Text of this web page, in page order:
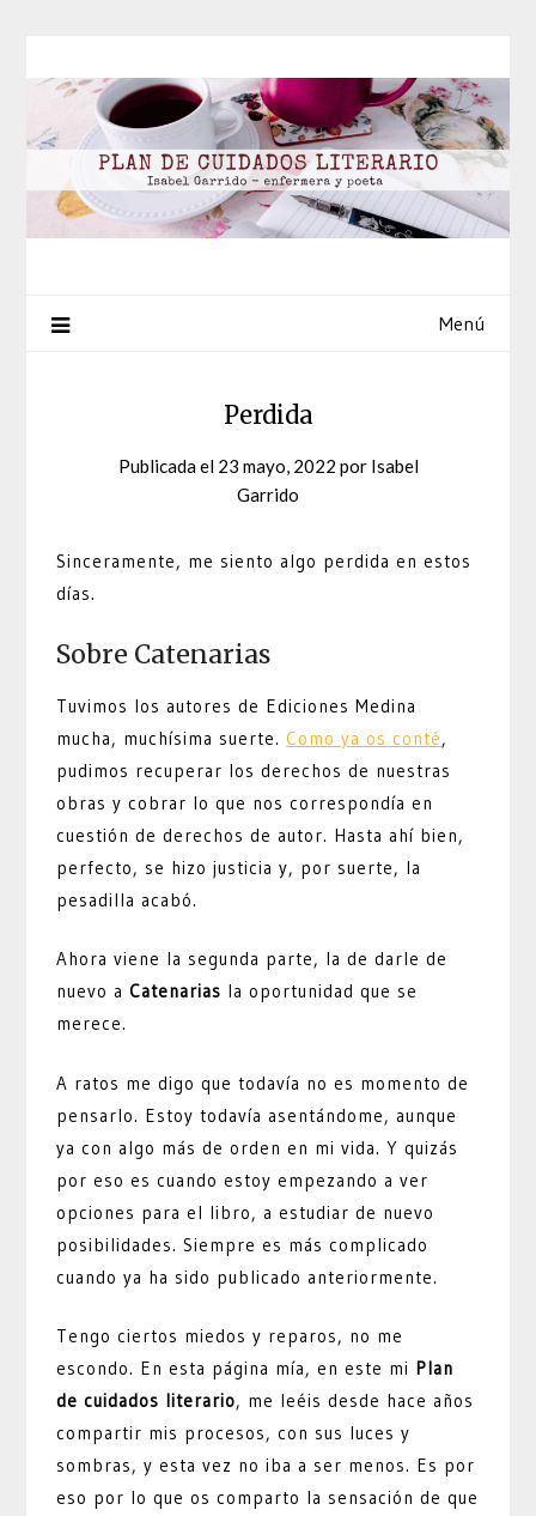
contenido
Menú
Perdida
Publicada el 23 mayo, 2022 por Isabel
Garrido
Sinceramente, me siento algo perdida en estos
días.
Sobre Catenarias
Tuvimos los autores de Ediciones Medina
mucha, muchísima suerte.Como ya os conté,
pudimos recuperar los derechos de nuestras
obras y cobrar lo que nos correspondía en
cuestión de derechos de autor. Hasta ahí bien,
perfecto, se hizo justicia y, por suerte, la
pesadilla acabó.
Ahora viene la segunda parte, la de darle de
nuevo aCatenarias la oportunidad que se
merece.
A ratos me digo que todavía no es momento de
pensarlo. Estoy todavía asentándome, aunque
ya con algo más de orden en mi vida. Y quizás
por eso es cuando estoy empezando a ver
opciones para el libro, a estudiar de nuevo
posibilidades. Siempre es más complicado
cuando ya ha sido publicado anteriormente.
Tengo ciertos miedos y reparos, no me
escondo. En esta página mía, en este mi Plan
de cuidados literario, me leéis desde hace años
compartir mis procesos, con sus luces y
sombras, y esta vez no iba a ser menos. Es por
eso por lo que os comparto la sensación de que